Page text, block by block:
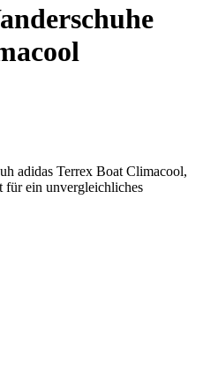
adidas Terrex Boat Climacool,
ein unvergleichliches